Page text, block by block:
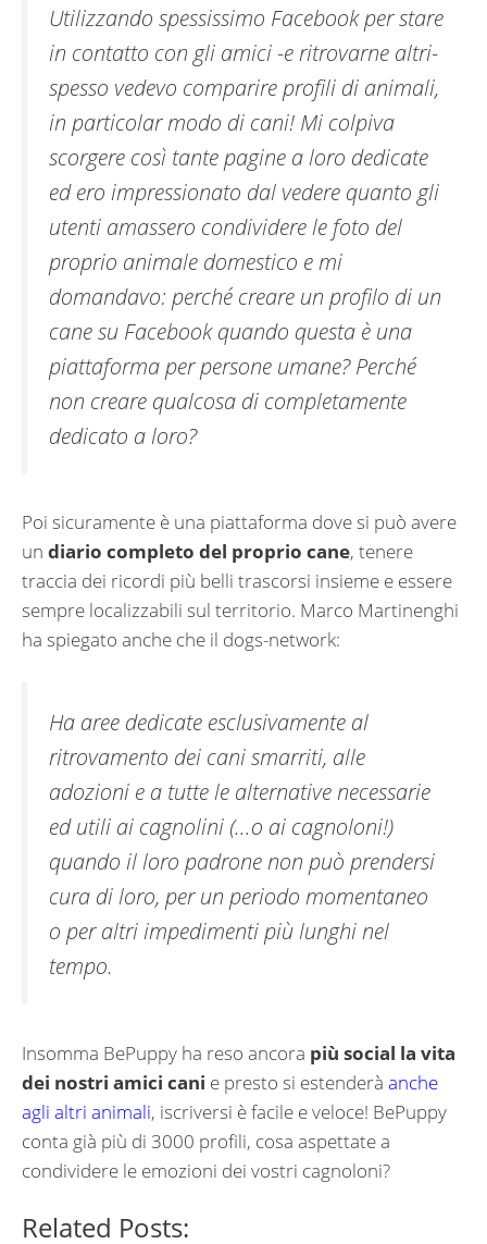
Utilizzando spessissimo Facebook per stare
in contatto con gli amici -e ritrovarne altri-
spesso vedevo comparire profili di animali,
in particolar modo di cani! Mi colpiva
scorgere così tante pagine a loro dedicate
ed ero impressionato dal vedere quanto gli
utenti amassero condividere le foto del
proprio animale domestico e mi
domandavo: perché creare un profilo di un
cane su Facebook quando questa è una
piattaforma per persone umane? Perché
non creare qualcosa di completamente
dedicato a loro?
Poi sicuramente è una piattaforma dove si può avere
un diario completo del proprio cane, tenere
traccia dei ricordi più belli trascorsi insieme e essere
sempre localizzabili sul territorio. Marco Martinenghi
ha spiegato anche che il dogs-network:
Ha aree dedicate esclusivamente al
ritrovamento dei cani smarriti, alle
adozioni e a tutte le alternative necessarie
ed utili ai cagnolini (…o ai cagnoloni!)
quando il loro padrone non può prendersi
cura di loro, per un periodo momentaneo
o per altri impedimenti più lunghi nel
tempo.
Insomma BePuppy ha reso ancora più social la vita
dei nostri amici cani e presto si estenderà anche
agli altri animali, iscriversi è facile e veloce! BePuppy
conta già più di 3000 profili, cosa aspettate a
condividere le emozioni dei vostri cagnoloni?
Related Posts: